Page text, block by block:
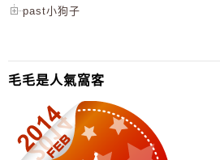
past小狗子
毛毛是人氣窩客